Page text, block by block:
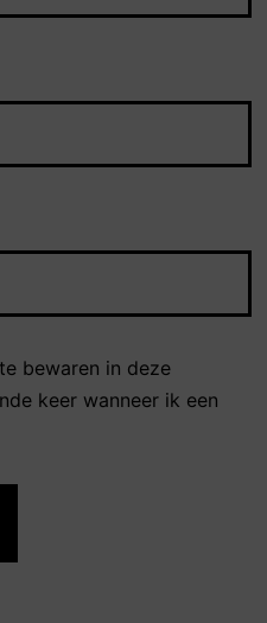
bewaren in deze
keer wanneer ik een